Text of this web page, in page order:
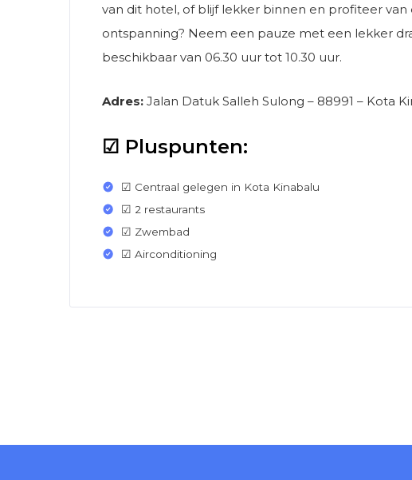
van dit hotel, of blijf lekker binnen en profiteer van
ontspanning? Neem een ​​pauze met een lekker
beschikbaar van 06.30 uur tot 10.30 uur.
Adres: Jalan Datuk Salleh Sulong – 88991 – Kota
☑ Pluspunten:
☑ Centraal gelegen in Kota Kinabalu
☑ 2 restaurants
☑ Zwembad
☑ Airconditioning